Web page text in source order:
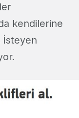
kendilerine
İsteyen